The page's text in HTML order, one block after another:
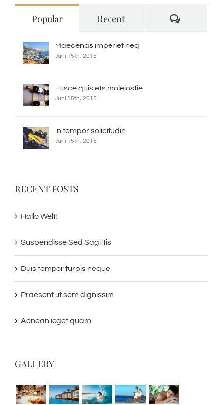
Popular Recent
Maecenas imperiet neq
Juni 15th, 2015
Fusce quis ets moleiostie
Juni 15th, 2015
In tempor solicitudin
Juni 15th, 2015
RECENT POSTS
Hallo Welt!
Suspendisse Sed Sagittis
Duis tempor turpis neque
Praesent ut sem dignissim
Aenean ieget quam
GALLERY